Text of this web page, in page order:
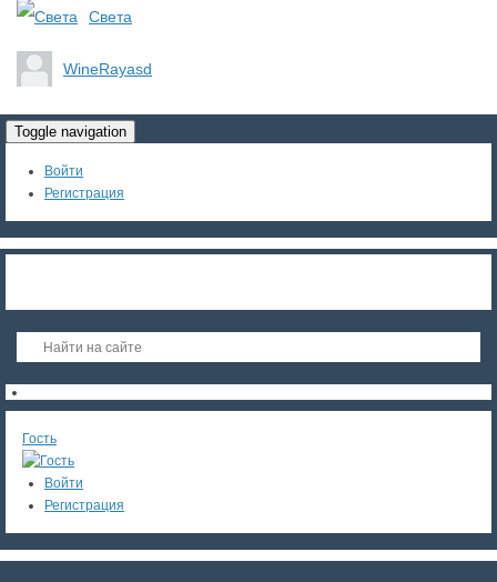
Света
WineRayasd
Toggle navigation
Войти
Регистрация
Гость
Войти
Регистрация